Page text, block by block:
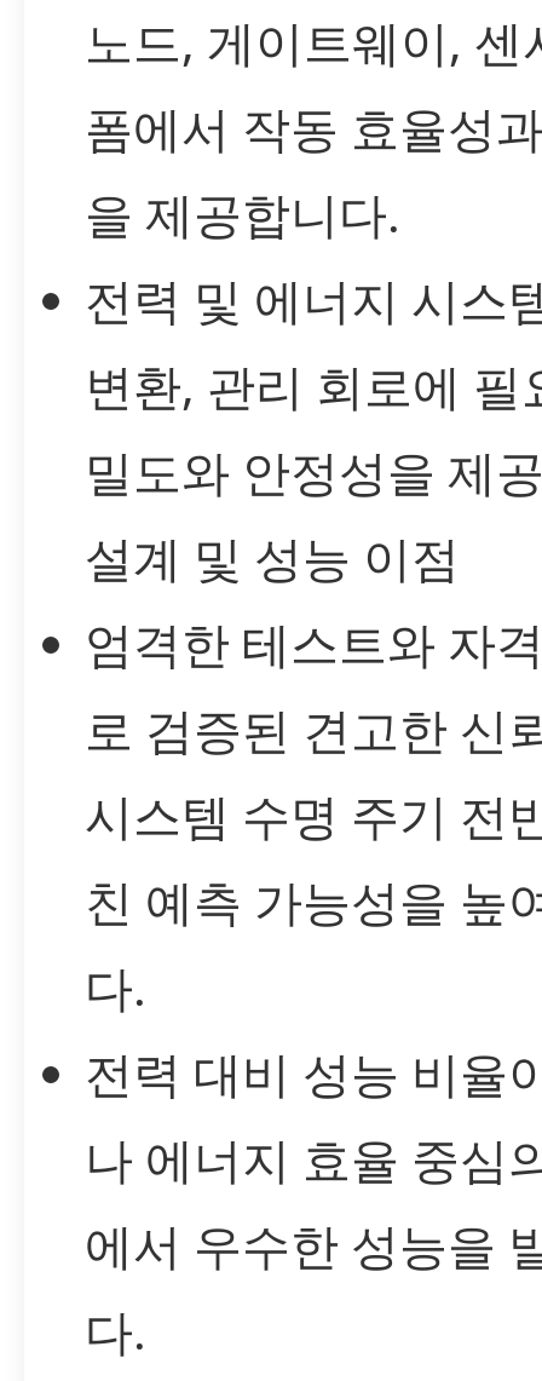
노드, 게이트웨이, 센
폼에서 작동 효율성
을 제공합니다.
전력 및 에너지 시스
변환, 관리 회로에 필
밀도와 안정성을 제
설계 및 성능 이점
엄격한 테스트와 자
로 검증된 견고한 신
시스템 수명 주기 전
친 예측 가능성을 높
다.
전력 대비 성능 비율
나 에너지 효율 중심
에서 우수한 성능을
다.